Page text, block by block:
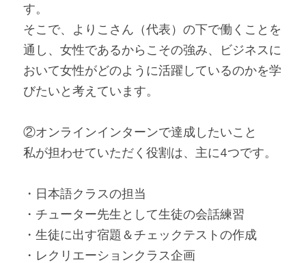
す。
そこで、よりこさん（代表）の下で働くことを
通し、女性であるからこその強み、ビジネスに
おいて女性がどのように活躍しているのかを学
びたいと考えています。
②オンラインインターンで達成したいこと
私が担わせていただく役割は、主に4つです。
・日本語クラスの担当
・チューター先生として生徒の会話練習
・生徒に出す宿題＆チェックテストの作成
・レクリエーションクラス企画